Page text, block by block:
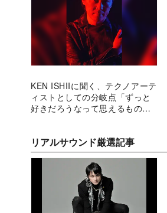
KEN ISHIIに聞く、テクノアーテ
ィストとしての分岐点「ずっと
好きだろうなって思えるものを
リアルサウンド厳選記事